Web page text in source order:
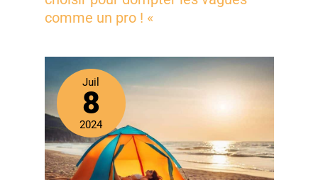
camping, le travail ou comme source d'alimentation de
secours à la maison 【Écran et 2 indicateurs LED】
station d'alimentation portable dispose de deux modes
d'éclairage. Bouton : maintenez-le enfoncé pendant 3 à
5 secondes pour allumer la lumière. Appuyez de
nouveau sur le bouton pour basculer entre les niveaux
de luminosité « élev頻 et « très élev頻. Appuyez une
troisième fois pour éteindre la lumière LED 【Prise
secteur 100W】VTOMAN Jump 100 Station électrique
Portable est équipé d'une prise secteur de 100W
(puissance de crête de 200W) permettant de recharger
comme un pro ! «
Juil
8
2024